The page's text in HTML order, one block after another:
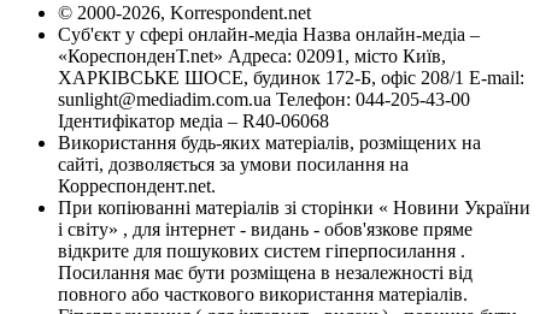
© 2000-2026, Korrespondent.net
Суб'єкт у сфері онлайн-медіа Назва онлайн-медіа –
«КореспонденТ.net» Адреса: 02091, місто Київ,
ХАРКІВСЬКЕ ШОСЕ, будинок 172-Б, офіс 208/1 E-mail:
sunlight@mediadim.com.ua Телефон: 044-205-43-00
Ідентифікатор медіа – R40-06068
Використання будь-яких матеріалів, розміщених на
сайті, дозволяється за умови посилання на
Корреспондент.net.
При копіюванні матеріалів зі сторінки « Новини України
і світу» , для інтернет - видань - обов'язкове пряме
відкрите для пошукових систем гіперпосилання .
Посилання має бути розміщена в незалежності від
повного або часткового використання матеріалів.